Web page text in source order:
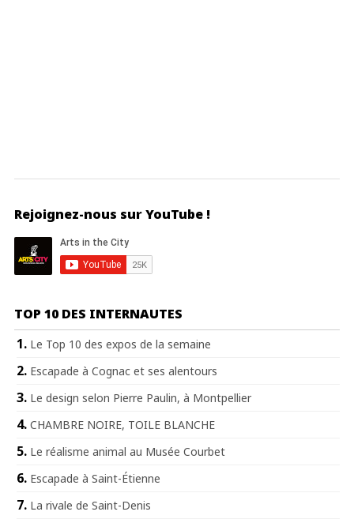
Rejoignez-nous sur YouTube !
TOP 10 DES INTERNAUTES
Le Top 10 des expos de la semaine
Escapade à Cognac et ses alentours
Le design selon Pierre Paulin, à Montpellier
CHAMBRE NOIRE, TOILE BLANCHE
Le réalisme animal au Musée Courbet
Escapade à Saint-Étienne
La rivale de Saint-Denis